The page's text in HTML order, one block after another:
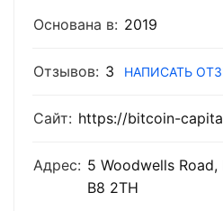
Основана в: 2019
Отзывов: 3
Сайт: https://bitcoin-
Адрес: 5 Woodwells
B8 2TH